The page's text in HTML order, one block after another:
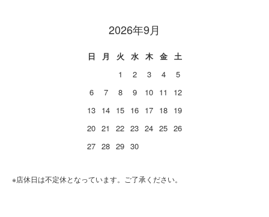
2026年9月
日 月 火 水 木 金
土
1
2 3 4
5
6
7 8 9 10 11
12
13 14 15 16 17 18 19
20 21 22 23 24 25 26
27 28 29 30
※店休日は不定休となっています。ご了承ください。